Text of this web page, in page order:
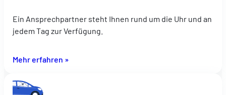
Ein Ansprechpartner steht Ihnen rund um die Uhr und an
jedem Tag zur Verfügung.
Mehr erfahren »